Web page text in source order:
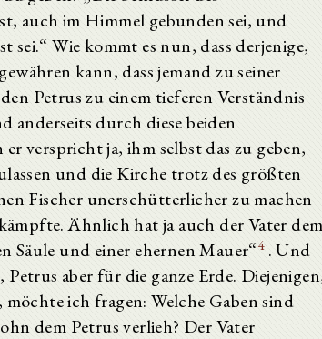
auch im Himmel gebunden sei, und
sei.“ Wie kommt es nun, dass derjenige,
kann, dass jemand zu seiner
Petrus zu einem tieferen Verständnis
anderseits durch diese beiden
verspricht ja, ihm selbst das zu geben,
und die Kirche trotz des größten
Fischer unerschütterlicher zu machen
Ähnlich hat ja auch der Vater dem
Säule und einer ehernen Mauer“4. Und
aber für die ganze Erde.
ich fragen: Welche Gaben sind
dem Petrus verlieh? Der Vater